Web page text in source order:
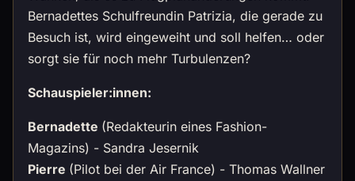
Bernadettes Schulfreundin Patrizia, die gerade zu
Besuch ist, wird eingeweiht und soll helfen… oder
sorgt sie für noch mehr Turbulenzen?
Schauspieler:innen:
Bernadette (Redakteurin eines Fashion-
Magazins) - Sandra Jesernik
Pierre (Pilot bei der Air France) - Thomas Wallner